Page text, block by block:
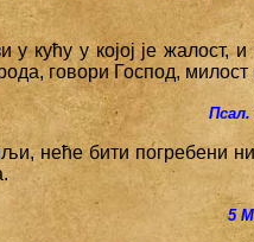
у кућу у којој је жалост,
говори Господ,
Псал.
неће бити погребени
5